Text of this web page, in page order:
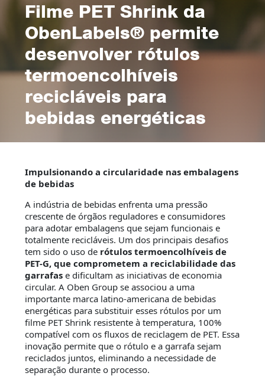
Filme PET Shrink da
ObenLabels® permite
desenvolver rótulos
termoencolhíveis
recicláveis para
bebidas energéticas
Impulsionando a circularidade nas embalagens
de bebidas
A indústria de bebidas enfrenta uma pressão
crescente de órgãos reguladores e consumidores
para adotar embalagens que sejam funcionais e
totalmente recicláveis. Um dos principais desafios
tem sido o uso de rótulos termoencolhíveis de
PET-G, que comprometem a reciclabilidade das
garrafas e dificultam as iniciativas de economia
circular. A Oben Group se associou a uma
importante marca latino-americana de bebidas
energéticas para substituir esses rótulos por um
filme PET Shrink resistente à temperatura, 100%
compatível com os fluxos de reciclagem de PET. Essa
inovação permite que o rótulo e a garrafa sejam
reciclados juntos, eliminando a necessidade de
separação durante o processo.